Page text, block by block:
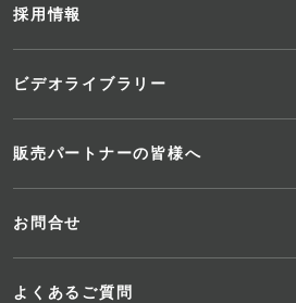
採用情報
ビデオライブラリー
販売パートナーの皆様へ
お問合せ
よくあるご質問